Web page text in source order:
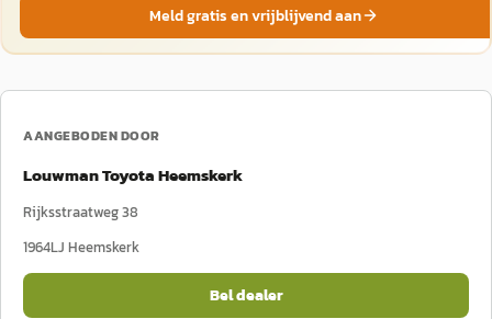
Meld gratis en vrijblijvend aan
AANGEBODEN DOOR
Louwman Toyota Heemskerk
Rijksstraatweg 38
1964LJ Heemskerk
Bel dealer